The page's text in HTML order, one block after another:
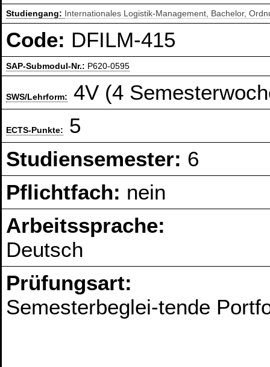
Studiengang: Internationales Logistik-Management, Bachelor,
Code: DFILM-415
SAP-Submodul-Nr.: P620-0595
SWS/Lehrform: 4V (4
ECTS-Punkte:
5
Studiensemester: 6
Pflichtfach: nein
Arbeitssprache:
Deutsch
Prüfungsart:
Semesterbeglei-tende